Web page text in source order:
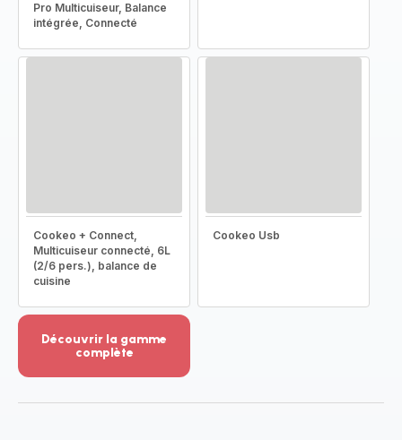
Pro Multicuiseur, Balance
intégrée, Connecté
Cookeo + Connect,
Multicuiseur connecté, 6L
(2/6 pers.), balance de
cuisine
Cookeo Usb
Découvrir la gamme
complète
-